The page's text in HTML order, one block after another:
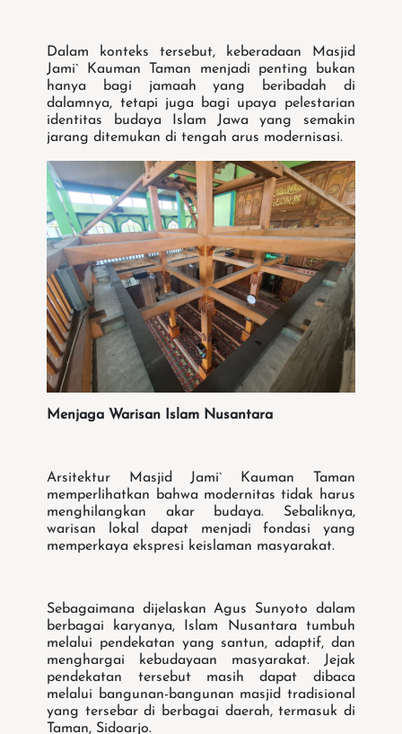
Dalam konteks tersebut, keberadaan Masjid
Jami` Kauman Taman menjadi penting bukan
hanya bagi jamaah yang beribadah di
dalamnya, tetapi juga bagi upaya pelestarian
identitas budaya Islam Jawa yang semakin
jarang ditemukan di tengah arus modernisasi.
Menjaga Warisan Islam Nusantara
Arsitektur Masjid Jami` Kauman Taman
memperlihatkan bahwa modernitas tidak harus
menghilangkan akar budaya. Sebaliknya,
warisan lokal dapat menjadi fondasi yang
memperkaya ekspresi keislaman masyarakat.
Sebagaimana dijelaskan Agus Sunyoto dalam
berbagai karyanya, Islam Nusantara tumbuh
melalui pendekatan yang santun, adaptif, dan
menghargai kebudayaan masyarakat. Jejak
pendekatan tersebut masih dapat dibaca
melalui bangunan-bangunan masjid tradisional
yang tersebar di berbagai daerah, termasuk di
Taman, Sidoarjo.